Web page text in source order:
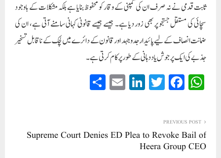
ثابت قدمی نے نہ صرف ان کی کمپنی کے وقار کو محفوظ بنایا ہے بلکہ مشکلات کے باوجود
سچائی کی مستقل جستجو پر بھی زور دیا ہے۔ جیسے جیسے قانونی کہانی سامنے آتی ہے، ان کی
ضمانت انصاف کے لیے پائیدار جدوجہد اور قانون کے دائرے میں لچک کے ناقابل تسخیر
جذبے کی ایک پرجوش یاد دہانی کے طور پر کام کرتی ہے۔
W
ha
A
pp
Fa
ce
ok
T
wi
r
Li
nk
In
E
m
PREVIOUS POST
Supreme Court Denies ED Plea to Revoke Bail of
Heera Group CEO